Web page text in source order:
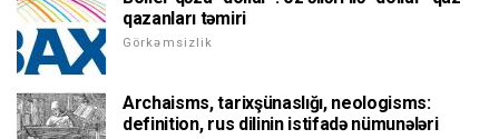
qazanları təmiri
Görkəmsizlik
Archaisms, tarixşünaslığı, neologisms:
definition, rus dilinin istifadə nümunələri